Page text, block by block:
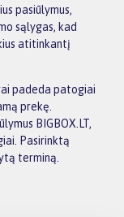
pasiūlymus,
sąlygas, kad
atitinkantį
padeda patogiai
prekę.
BIGBOX.LT,
Pasirinktą
terminą.